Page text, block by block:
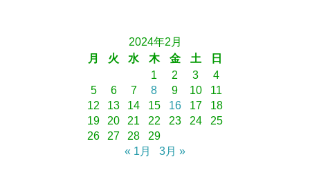
2024年2月
月
火 水 木 金 土
日
1
2 3
4
5
6 7 8 9 10
11
12
13 14 15 16 17
18
19
20 21 22 23 24
25
26
27 28
29
« 1月
3月 »